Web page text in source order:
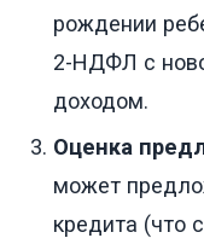
рождении
2-НДФЛ с
доходом.
Оценка
может
кредита (что